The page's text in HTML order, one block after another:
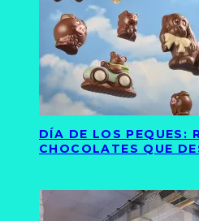
DÍA DE LOS PEQUES:
CHOCOLATES QUE